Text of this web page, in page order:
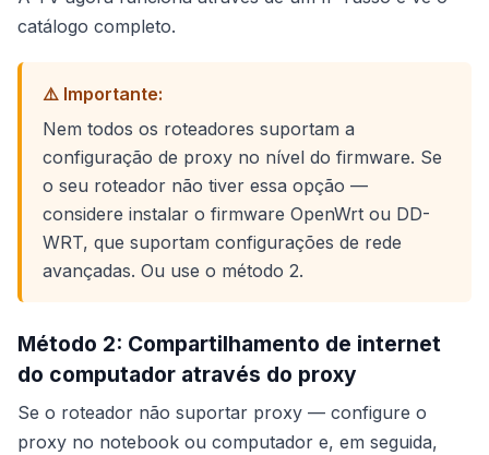
catálogo completo.
⚠️ Importante:
Nem todos os roteadores suportam a
configuração de proxy no nível do firmware. Se
o seu roteador não tiver essa opção —
considere instalar o firmware OpenWrt ou DD-
WRT, que suportam configurações de rede
avançadas. Ou use o método 2.
Método 2: Compartilhamento de internet
do computador através do proxy
Se o roteador não suportar proxy — configure o
proxy no notebook ou computador e, em seguida,